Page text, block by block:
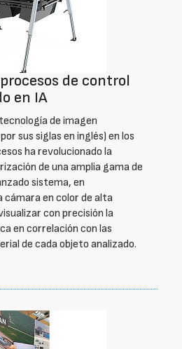
de control
en IA
de imagen
sus siglas en inglés) en los
ha revolucionado la
de una amplia gama de
sistema, en
cámara en color de alta
con precisión la
en correlación con las
de cada objeto analizado.